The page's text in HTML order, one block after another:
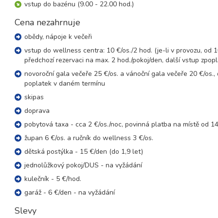
07.01. - 10.01.27
neděle - středa
10.01. - 14.01.27
neděle - čtvrtek
5 dní (4 noci)
10.01. - 15.01.27
neděle - pátek
10.01. - 17.01.27
neděle - neděle
17.01. - 20.01.27
neděle - středa
17.01. - 21.01.27
17.01. - 22.01.27
neděle - pátek
17.01. - 24.01.27
neděle - neděle
vstup do bazénu (9.00 - 22.00 hod.)
Cena nezahrnuje
obědy, nápoje k večeři
vstup do wellness centra: 10 €/os./2 hod. (je-li v provozu, od
předchozí rezervaci na max. 2 hod./pokoj/den, další vstup
novoroční gala večeře 25 €/os. a vánoční gala večeře 20 €/
poplatek v daném termínu
skipas
doprava
pobytová taxa - cca 2 €/os./noc, povinná platba na místě od
župan 6 €/os. a ručník do wellness 3 €/os.
dětská postýlka - 15 €/den (do 1,9 let)
jednolůžkový pokoj/DUS - na vyžádání
kulečník - 5 €/hod.
garáž - 6 €/den - na vyžádání
Slevy